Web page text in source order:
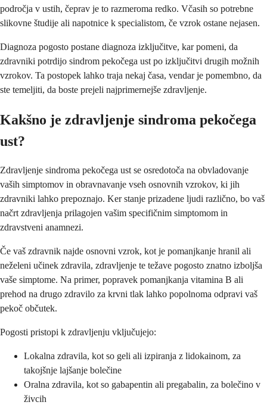
področja v ustih, čeprav je to razmeroma redko. Včasih so potrebne
slikovne študije ali napotnice k specialistom, če vzrok ostane nejasen.
Diagnoza pogosto postane diagnoza izključitve, kar pomeni, da
zdravniki potrdijo sindrom pekočega ust po izključitvi drugih možnih
vzrokov. Ta postopek lahko traja nekaj časa, vendar je pomembno, da
ste temeljiti, da boste prejeli najprimernejše zdravljenje.
Kakšno je zdravljenje sindroma pekočega
ust?
Zdravljenje sindroma pekočega ust se osredotoča na obvladovanje
vaših simptomov in obravnavanje vseh osnovnih vzrokov, ki jih
zdravniki lahko prepoznajo. Ker stanje prizadene ljudi različno, bo vaš
načrt zdravljenja prilagojen vašim specifičnim simptomom in
zdravstveni anamnezi.
Če vaš zdravnik najde osnovni vzrok, kot je pomanjkanje hranil ali
neželeni učinek zdravila, zdravljenje te težave pogosto znatno izboljša
vaše simptome. Na primer, popravek pomanjkanja vitamina B ali
prehod na drugo zdravilo za krvni tlak lahko popolnoma odpravi vaš
pekoč občutek.
Pogosti pristopi k zdravljenju vključujejo:
Lokalna zdravila, kot so geli ali izpiranja z lidokainom, za
takojšnje lajšanje bolečine
Oralna zdravila, kot so gabapentin ali pregabalin, za bolečino v
živcih